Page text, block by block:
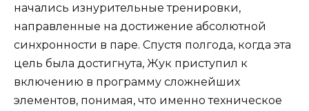
начались изнурительные тренировки,
направленные на достижение абсолютной
синхронности в паре. Спустя полгода, когда эта
цель была достигнута, Жук приступил к
включению в программу сложнейших
элементов, понимая, что именно техническое